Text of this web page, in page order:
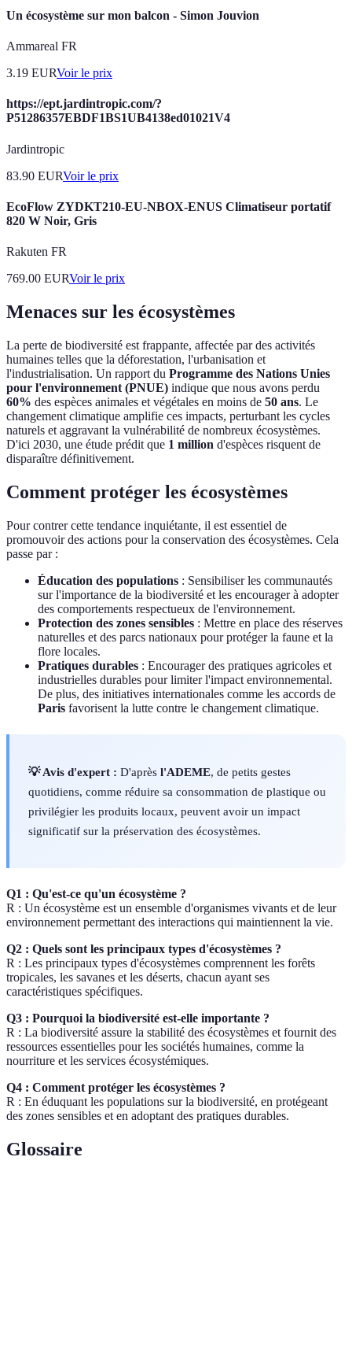
Un écosystème sur mon balcon - Simon Jouvion
Ammareal FR
3.19 EURVoir le prix
https://ept.jardintropic.com/?
P51286357EBDF1BS1UB4138ed01021V4
Jardintropic
83.90 EURVoir le prix
EcoFlow ZYDKT210-EU-NBOX-ENUS Climatiseur portatif
820 W Noir, Gris
Rakuten FR
769.00 EURVoir le prix
Menaces sur les écosystèmes
La perte de biodiversité est frappante, affectée par des activités
humaines telles que la déforestation, l'urbanisation et
l'industrialisation. Un rapport du Programme des Nations Unies
pour l'environnement (PNUE) indique que nous avons perdu
60% des espèces animales et végétales en moins de 50 ans. Le
changement climatique amplifie ces impacts, perturbant les cycles
naturels et aggravant la vulnérabilité de nombreux écosystèmes.
D'ici 2030, une étude prédit que 1 million d'espèces risquent de
disparaître définitivement.
Comment protéger les écosystèmes
Pour contrer cette tendance inquiétante, il est essentiel de
promouvoir des actions pour la conservation des écosystèmes. Cela
passe par :
Éducation des populations : Sensibiliser les communautés
sur l'importance de la biodiversité et les encourager à adopter
des comportements respectueux de l'environnement.
Protection des zones sensibles : Mettre en place des réserves
naturelles et des parcs nationaux pour protéger la faune et la
flore locales.
Pratiques durables : Encourager des pratiques agricoles et
industrielles durables pour limiter l'impact environnemental.
De plus, des initiatives internationales comme les accords de
Paris favorisent la lutte contre le changement climatique.
💡 Avis d'expert : D'après l'ADEME, de petits gestes
quotidiens, comme réduire sa consommation de plastique ou
privilégier les produits locaux, peuvent avoir un impact
significatif sur la préservation des écosystèmes.
Q1 : Qu'est-ce qu'un écosystème ?
R : Un écosystème est un ensemble d'organismes vivants et de leur
environnement permettant des interactions qui maintiennent la vie.
Q2 : Quels sont les principaux types d'écosystèmes ?
R : Les principaux types d'écosystèmes comprennent les forêts
tropicales, les savanes et les déserts, chacun ayant ses
caractéristiques spécifiques.
Q3 : Pourquoi la biodiversité est-elle importante ?
R : La biodiversité assure la stabilité des écosystèmes et fournit des
ressources essentielles pour les sociétés humaines, comme la
nourriture et les services écosystémiques.
Q4 : Comment protéger les écosystèmes ?
R : En éduquant les populations sur la biodiversité, en protégeant
des zones sensibles et en adoptant des pratiques durables.
Glossaire